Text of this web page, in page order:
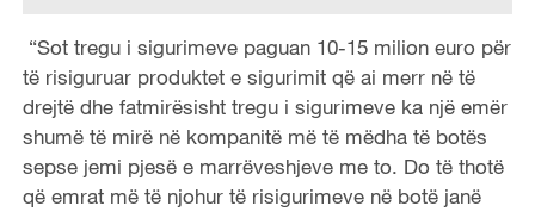
“Sot tregu i sigurimeve paguan 10-15 milion euro për
të risiguruar produktet e sigurimit që ai merr në të
drejtë dhe fatmirësisht tregu i sigurimeve ka një emër
shumë të mirë në kompanitë më të mëdha të botës
sepse jemi pjesë e marrëveshjeve me to. Do të thotë
që emrat më të njohur të risigurimeve në botë janë